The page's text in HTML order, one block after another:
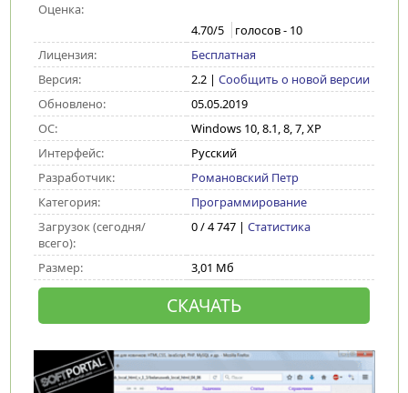
Оценка:
4.70/5 голосов - 10
Лицензия:
Бесплатная
Версия:
2.2| Сообщить о новой версии
Обновлено:
05.05.2019
ОС:
Windows 10, 8.1, 8, 7, XP
Интерфейс:
Русский
Разработчик:
Романовский Петр
Категория:
Программирование
Загрузок (сегодня/
всего):
0 / 4 747 | Статистика
Размер: 3,01 Мб
СКАЧАТЬ